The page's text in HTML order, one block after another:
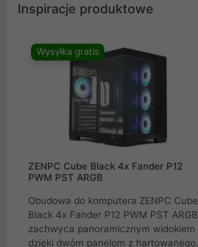
Inspiracje produktowe
Wysyłka gratis
ZENPC Cube Black 4x Fander P12
PWM PST ARGB
Obudowa do komputera ZENPC Cube
Black 4x Fander P12 PWM PST ARGB
zachwyca panoramicznym widokiem
dzięki dwóm panelom z hartowanego